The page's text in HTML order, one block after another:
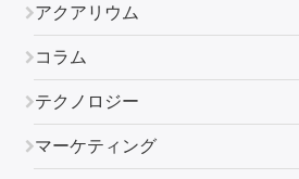
アクアリウム
コラム
テクノロジー
マーケティング